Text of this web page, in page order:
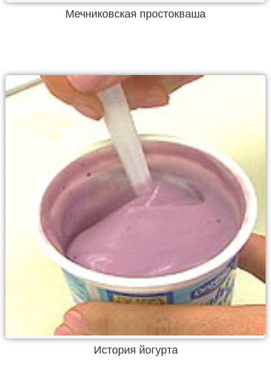
Мечниковская простокваша
История йогурта